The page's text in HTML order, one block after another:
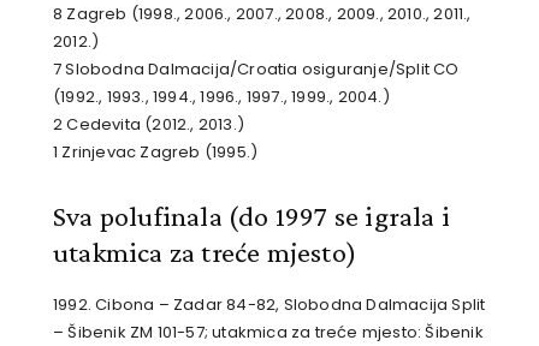
8 Zagreb (1998., 2006., 2007., 2008., 2009., 2010., 2011.,
2012.)
7 Slobodna Dalmacija/Croatia osiguranje/Split CO
(1992., 1993., 1994., 1996., 1997., 1999., 2004.)
2 Cedevita (2012., 2013.)
1 Zrinjevac Zagreb (1995.)
Sva polufinala (do 1997 se igrala i
utakmica za treće mjesto)
1992. Cibona – Zadar 84-82, Slobodna Dalmacija Split
– Šibenik ZM 101-57; utakmica za treće mjesto: Šibenik